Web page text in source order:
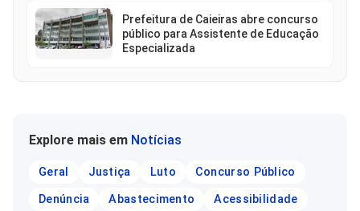
Prefeitura de Caieiras abre concurso
público para Assistente de Educação
Especializada
Explore mais em Notícias
Geral Justiça Luto
Concurso Público
Denúncia
Abastecimento Acessibilidade